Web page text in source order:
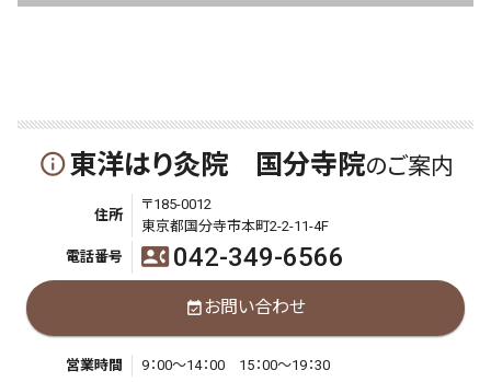
info_outline東洋はり灸院 国分寺院のご案内
住所
〒185-0012
東京都国分寺市本町2-2-11-4F
電話番号
contact_phone 042-349-6566
event_availableお問い合わせ
営業時間
9：00～14：00 15：00～19：30